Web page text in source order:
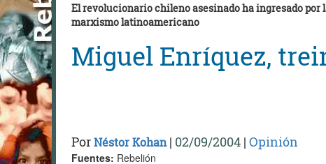
El revolucionario chileno asesinado ha ingresado por
marxismo latinoamericano
Miguel Enríquez,
PorNéstor Kohan| 02/09/2004 | Opinión
Fuentes: Rebelión